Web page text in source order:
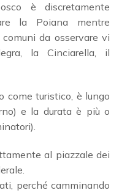
è discretamente
la Poiana mentre
da osservare vi
la Cinciarella, il
come turistico, è lungo
e la durata è più o
al piazzale dei
perché camminando